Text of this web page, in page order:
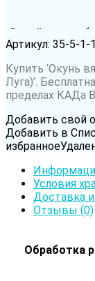
Семейство рыбы
Род рыбы
Вода обитания
Артикул: 35-5-1-1
Купить ‘Окунь
Луга)’.
пределах КАДа
Добавить свой
Добавить в
избранное
Условия
Доставка
Отзывы (0)
Обработка